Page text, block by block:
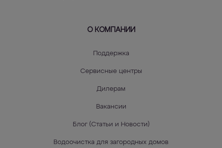
О КОМПАНИИ
Поддержка
Сервисные центры
Дилерам
Вакансии
Блог (Статьи и Новости)
Водоочистка для загородных домов